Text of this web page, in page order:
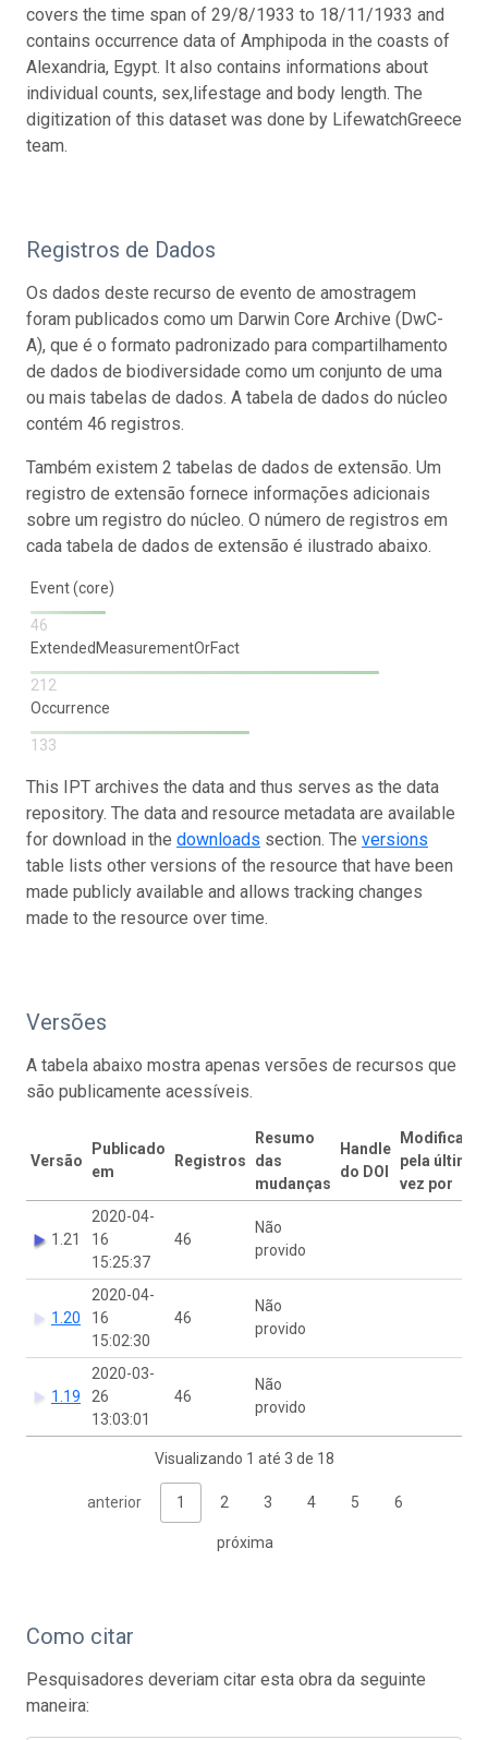
covers the time span of 29/8/1933 to 18/11/1933 and
contains occurrence data of Amphipoda in the coasts of
Alexandria, Egypt. It also contains informations about
individual counts, sex,lifestage and body length. The
digitization of this dataset was done by LifewatchGreece
team.
Registros de Dados
Os dados deste recurso de evento de amostragem
foram publicados como um Darwin Core Archive (DwC-
A), que é o formato padronizado para compartilhamento
de dados de biodiversidade como um conjunto de uma
ou mais tabelas de dados. A tabela de dados do núcleo
contém 46 registros.
Também existem 2 tabelas de dados de extensão. Um
registro de extensão fornece informações adicionais
sobre um registro do núcleo. O número de registros em
cada tabela de dados de extensão é ilustrado abaixo.
Event (core)
46
ExtendedMeasurementOrFact
212
Occurrence
133
This IPT archives the data and thus serves as the data
repository. The data and resource metadata are available
for download in the downloads section. The versions
table lists other versions of the resource that have been
made publicly available and allows tracking changes
made to the resource over time.
Versões
A tabela abaixo mostra apenas versões de recursos que
são publicamente acessíveis.
Versão
Publicado
em
Registros
Resumo
das
mudanças
Handle
do DOI
Modificado
pela última
vez por
1.21
2020-04-
16
15:25:37
46
Não
provido
1.20
2020-04-
16
15:02:30
46
Não
provido
1.19
2020-03-
26
13:03:01
46
Não
provido
Visualizando 1 até 3 de 18
anterior 1 2 3 4 5 6
próxima
Como citar
Pesquisadores deveriam citar esta obra da seguinte
maneira: